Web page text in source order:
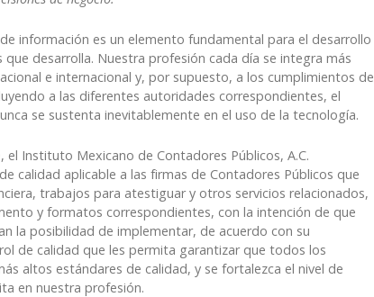
información es un elemento fundamental para el desarrollo
desarrolla. Nuestra profesión cada día se integra más
e internacional y, por supuesto, a los cumplimientos de
a las diferentes autoridades correspondientes, el
se sustenta inevitablemente en el uso de la tecnología.
Instituto Mexicano de Contadores Públicos, A.C.
calidad aplicable a las firmas de Contadores Públicos que
trabajos para atestiguar y otros servicios relacionados,
y formatos correspondientes, con la intención de que
la posibilidad de implementar, de acuerdo con su
de calidad que les permita garantizar que todos los
altos estándares de calidad, y se fortalezca el nivel de
en nuestra profesión.